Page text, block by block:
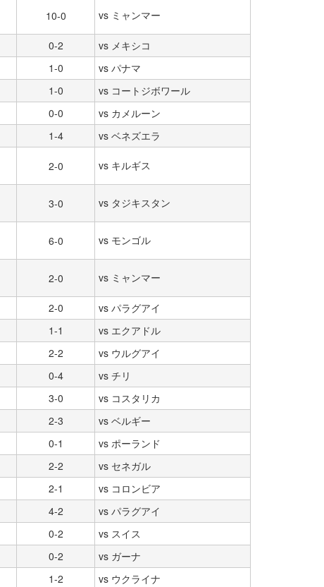
10-0 vs ミャンマー
0-2
vs メキシコ
1-0
vs パナマ
1-0
vs コートジボワール
0-0
vs カメルーン
1-4 vs ベネズエラ
2-0 vs キルギス
3-0 vs タジキスタン
6-0 vs モンゴル
2-0 vs ミャンマー
2-0
vs パラグアイ
1-1
vs エクアドル
2-2
vs ウルグアイ
0-4
vs チリ
3-0
vs コスタリカ
2-3
vs ベルギー
0-1
vs ポーランド
2-2
vs セネガル
2-1
vs コロンビア
4-2
vs パラグアイ
0-2
vs スイス
0-2
vs ガーナ
1-2
vs ウクライナ